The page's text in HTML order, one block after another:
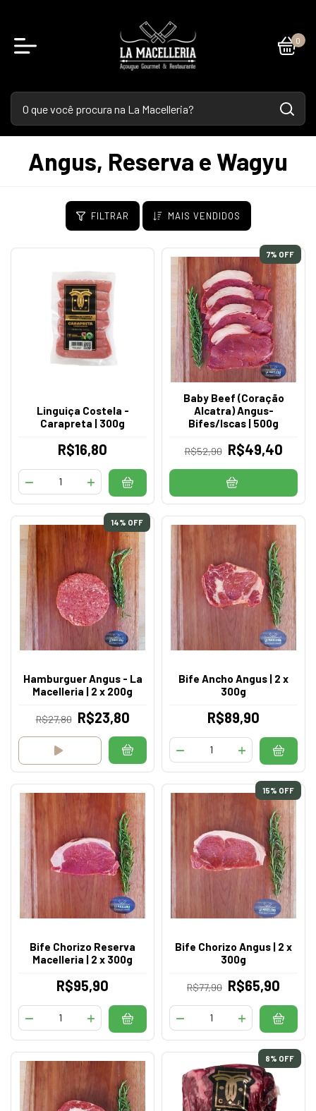
0
Angus, Reserva e Wagyu
FILTRAR MAIS VENDIDOS
Linguiça Costela -
Carapreta | 300g
R$16,80
7% OFF
Baby Beef (Coração
Alcatra) Angus-
Bifes/Iscas | 500g
R$52,90 R$49,40
14% OFF
Hamburguer Angus - La
Macelleria | 2 x 200g
R$27,80 R$23,80
Bife Ancho Angus | 2 x
300g
R$89,90
Bife Chorizo Reserva
Macelleria | 2 x 300g
R$95,90
15% OFF
Bife Chorizo Angus | 2 x
300g
R$77,90 R$65,90
8% OFF